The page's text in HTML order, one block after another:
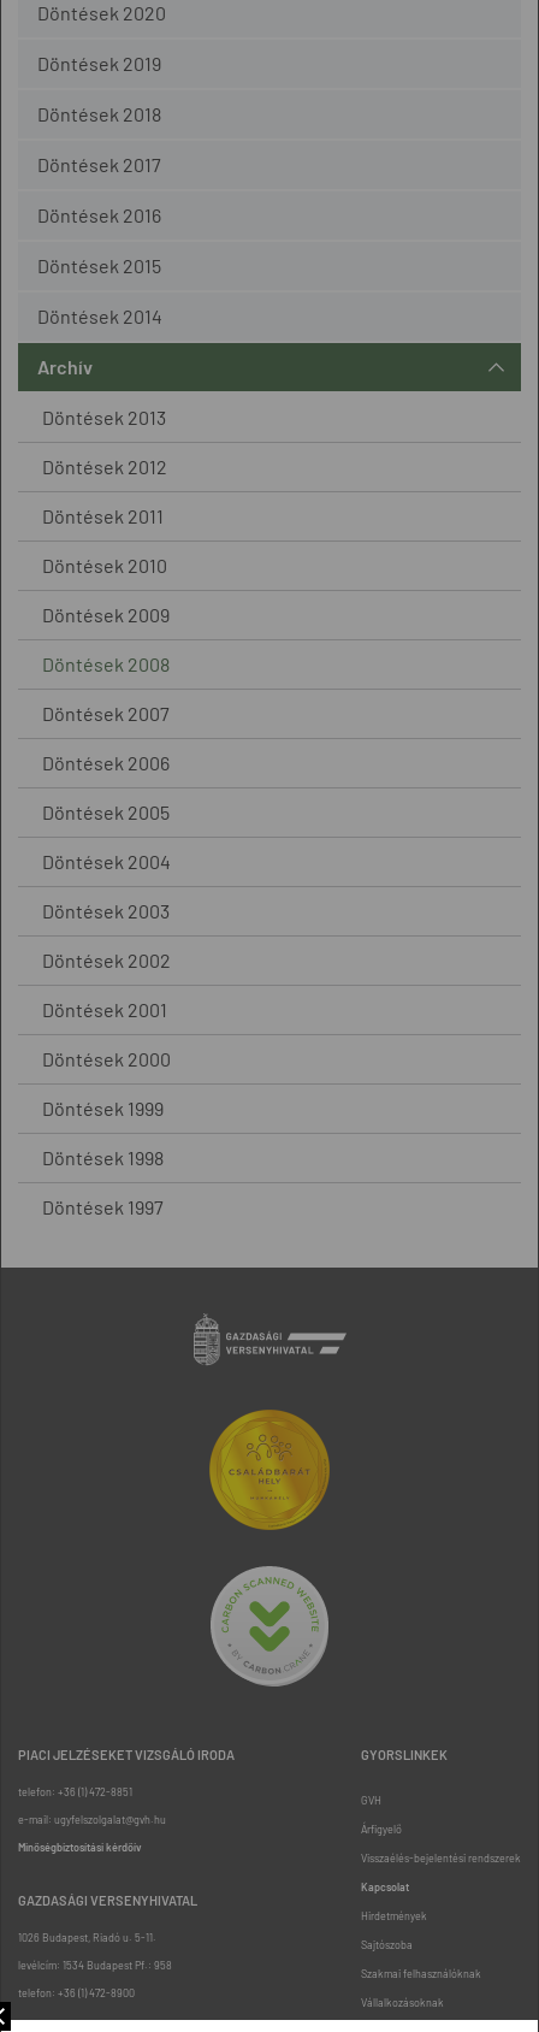
Döntések 2020
Döntések 2019
Döntések 2018
Döntések 2017
Döntések 2016
Döntések 2015
Döntések 2014
Archív
Döntések 2013
Döntések 2012
Döntések 2011
Döntések 2010
Döntések 2009
Döntések 2008
Döntések 2007
Döntések 2006
Döntések 2005
Döntések 2004
Döntések 2003
Döntések 2002
Döntések 2001
Döntések 2000
Döntések 1999
Döntések 1998
Döntések 1997
PIACI JELZÉSEKET VIZSGÁLÓ IRODA
telefon: +36 (1) 472-8851
e-mail: ugyfelszolgalat@gvh.hu
Minőségbiztosítási kérdőív
GAZDASÁGI VERSENYHIVATAL
1026 Budapest, Riadó u. 5-11.
levélcím: 1534 Budapest Pf.: 958
telefon: +36 (1) 472-8900
GYORSLINKEK
GVH
Árfigyelő
Visszaélés-bejelentési rendszerek
Kapcsolat
Hirdetmények
Sajtószoba
Szakmai felhasználóknak
Vállalkozásoknak